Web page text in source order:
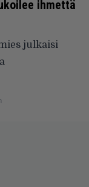
ihmettä
julkaisi